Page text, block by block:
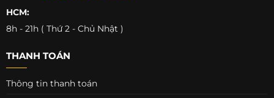
HCM:
8h - 21h ( Thứ 2 - Chủ Nhật )
THANH TOÁN
Thông tin thanh toán